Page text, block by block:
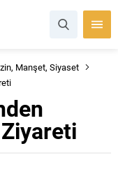
, Manşet, Siyaset